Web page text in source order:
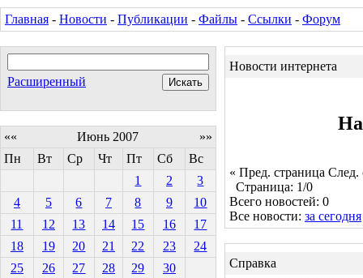
Главная - Новости - Публикации - Файлы - Ссылки - Форум
Расширенный
«« Июнь 2007
»»
Пн
Вт Ср Чт Пт Сб
Вс
1
2
3
4
5 6 7 8 9
10
11
12 13 14 15 16
17
18
19 20 21 22 23
24
25
26 27 28 29 30
Новости интернета
На
« Пред. страница След.
Страница: 1/0
Всего новостей: 0
Все новости: за сегодня
Справка